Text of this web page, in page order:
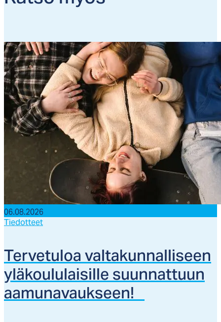
06.08.2026
Tiedotteet
Ter­ve­tu­loa val­ta­kun­nal­li­seen
ylä­kou­lu­lai­sil­le suun­nat­tuun
aa­mu­na­vauk­seen!